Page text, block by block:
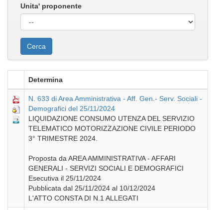
Unita' proponente
Determina
N. 633 di Area Amministrativa - Aff. Gen.- Serv. Sociali -
Demografici del 25/11/2024
LIQUIDAZIONE CONSUMO UTENZA DEL SERVIZIO
TELEMATICO MOTORIZZAZIONE CIVILE PERIODO
3° TRIMESTRE 2024.
Proposta da AREA AMMINISTRATIVA - AFFARI
GENERALI - SERVIZI SOCIALI E DEMOGRAFICI
Esecutiva il 25/11/2024
Pubblicata dal 25/11/2024 al 10/12/2024
L'ATTO CONSTA DI N.1 ALLEGATI